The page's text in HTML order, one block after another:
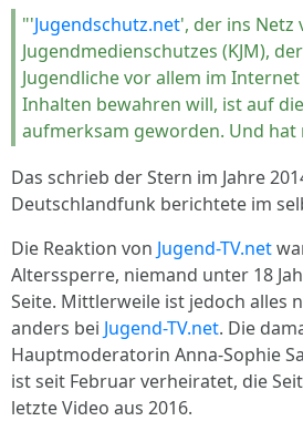
"'Jugendschutz.net', der ins Netz
Jugendmedienschutzes (KJM),
Jugendliche vor allem im
Inhalten bewahren will, ist auf
aufmerksam geworden. Und hat
Das schrieb der Stern im Jahre
Deutschlandfunk berichtete im
Die Reaktion von Jugend-TV.net
Alterssperre, niemand unter 18
Seite. Mittlerweile ist jedoch alles
anders bei Jugend-TV.net. Die
Hauptmoderatorin Anna-Sophie
ist seit Februar verheiratet, die
letzte Video aus 2016.